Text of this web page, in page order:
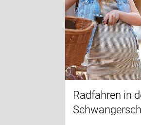
Radfahren in